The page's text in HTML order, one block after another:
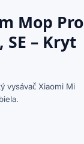
Mop Pro
SE – Kryt
vysávač Xiaomi Mi